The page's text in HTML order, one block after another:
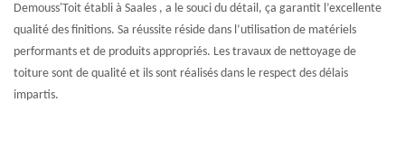
Demouss'Toit établi à Saales , a le souci du détail, ça garantit l’excellente
qualité des finitions. Sa réussite réside dans l’utilisation de matériels
performants et de produits appropriés. Les travaux de nettoyage de
toiture sont de qualité et ils sont réalisés dans le respect des délais
impartis.